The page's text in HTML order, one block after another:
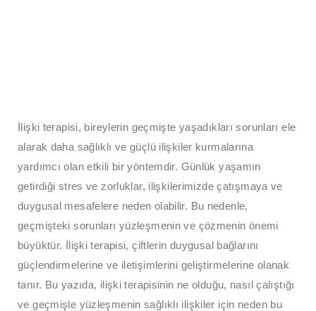
İlişki terapisi, bireylerin geçmişte yaşadıkları sorunları ele
alarak daha sağlıklı ve güçlü ilişkiler kurmalarına
yardımcı olan etkili bir yöntemdir. Günlük yaşamın
getirdiği stres ve zorluklar, ilişkilerimizde çatışmaya ve
duygusal mesafelere neden olabilir. Bu nedenle,
geçmişteki sorunları yüzleşmenin ve çözmenin önemi
büyüktür. İlişki terapisi, çiftlerin duygusal bağlarını
güçlendirmelerine ve iletişimlerini geliştirmelerine olanak
tanır. Bu yazıda, ilişki terapisinin ne olduğu, nasıl çalıştığı
ve geçmişle yüzleşmenin sağlıklı ilişkiler için neden bu